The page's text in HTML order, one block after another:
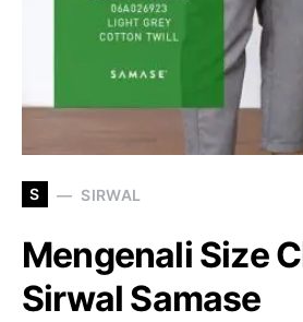
S SIRWAL
Mengenali Size
Sirwal Samase